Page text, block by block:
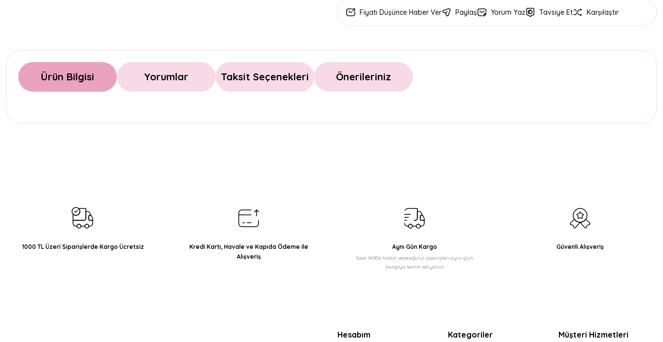
Fiyatı Düşünce Haber Ver Paylaş Yorum Yaz Tavsiye Et Karşılaştır
Ürün Bilgisi Yorumlar Taksit Seçenekleri Önerileriniz
Ürün fiyatı diğer sitelerden daha pahalı.
Bu ürüne benzer farklı alternatifler olmalı.
1000 TL Üzeri Siparişlerde Kargo Ücretsiz
Kredi Kartı, Havale ve Kapıda Ödeme ile
Alışveriş
Aynı Gün Kargo
Saat 14:00'e kadar vereceğiniz siparişleri aynı gün
kargoya teslim ediyoruz!
Güvenli Alışveriş
Hesabım Kategoriler Müşteri Hizmetleri